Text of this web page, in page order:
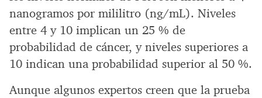
nanogramos por mililitro (ng/mL). Niveles
entre 4 y 10 implican un 25 % de
probabilidad de cáncer, y niveles superiores a
10 indican una probabilidad superior al 50 %.
Aunque algunos expertos creen que la prueba